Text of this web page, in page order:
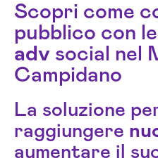
Scopri come
pubblico con le
adv social nel
Campidano
La soluzione
raggiungere
aumentare il